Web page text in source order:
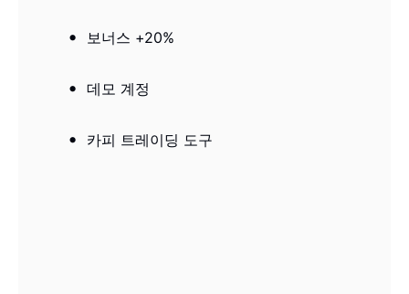
보너스 +20%
데모 계정
카피 트레이딩 도구